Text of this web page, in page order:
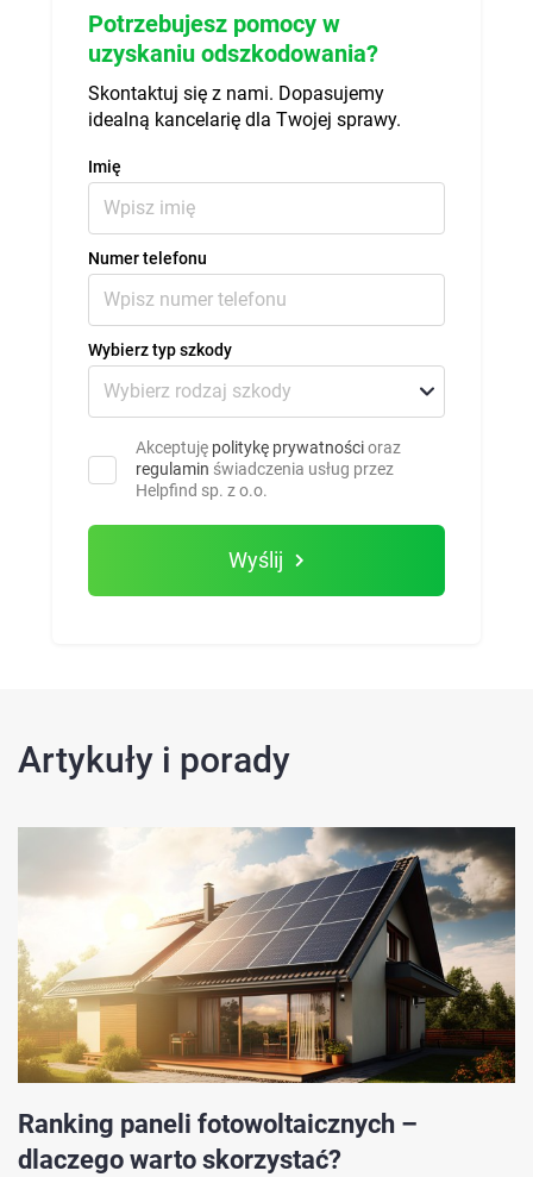
Potrzebujesz pomocy w
uzyskaniu odszkodowania?
Skontaktuj się z nami. Dopasujemy
idealną kancelarię dla Twojej sprawy.
Imię
Numer telefonu
Wybierz typ szkody
Akceptuję politykę prywatnościoraz
regulamin świadczenia usług przez
Helpfind sp. z o.o.
Wyślij
Artykuły i porady
Ranking paneli fotowoltaicznych –
dlaczego warto skorzystać?